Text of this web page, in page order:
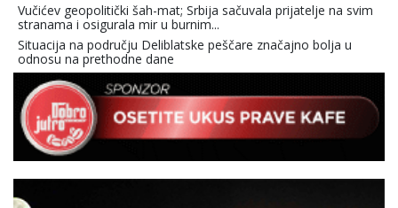
Vučićev geopolitički šah-mat; Srbija sačuvala prijatelje na svim
stranama i osigurala mir u burnim...
Situacija na području Deliblatske peščare značajno bolja u
odnosu na prethodne dane